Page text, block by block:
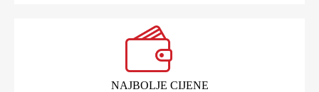
NAJBOLJE CIJENE